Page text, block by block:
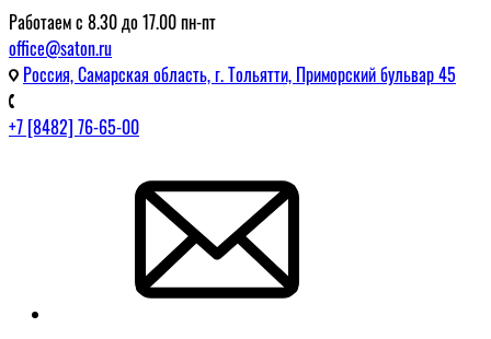
Работаем с 8.30 до 17.00 пн-пт
office@saton.ru
Россия, Самарская область, г. Тольятти, Приморский бульвар 45
+7 [8482] 76-65-00